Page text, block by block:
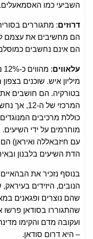
השביעי כמו האסמאעלים.
דרוזים: מתגוררים
הם מחשיבים את עצמם
הם אינם נחשבים
עלאווים
מיליון איש. שוכנים
בטורקיה. הם חושבים
המרכזי של
כוללת מרכיבים
מוחרמים על ידי
עם חיזבאללה ואיראן) הם
הדת השיעים בלבנון
בנוסף נזכיר את
הנובים, היזידים
שהם נוצרים ופגאנים
שהתגוררו בסודאן
ועקובה מדם והקימו
– היא דרום סודאן.